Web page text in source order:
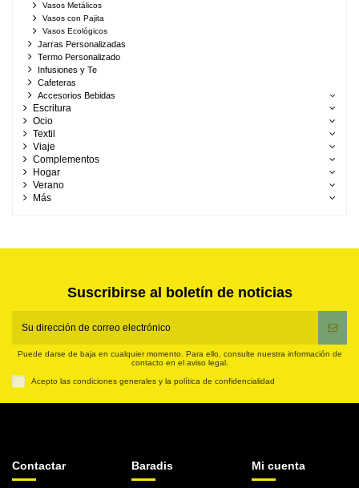
Vasos Metálicos
Vasos con Pajita
Vasos Ecológicos
Jarras Personalizadas
Termo Personalizado
Infusiones y Te
Cafeteras
Accesorios Bebidas
Escritura
Ocio
Textil
Viaje
Complementos
Hogar
Verano
Más
Suscribirse al boletín de noticias
Puede darse de baja en cualquier momento. Para ello, consulte nuestra información de
contacto en el aviso legal.
Acepto las condiciones generales y la política de confidencialidad
Contactar Baradis Mi cuenta